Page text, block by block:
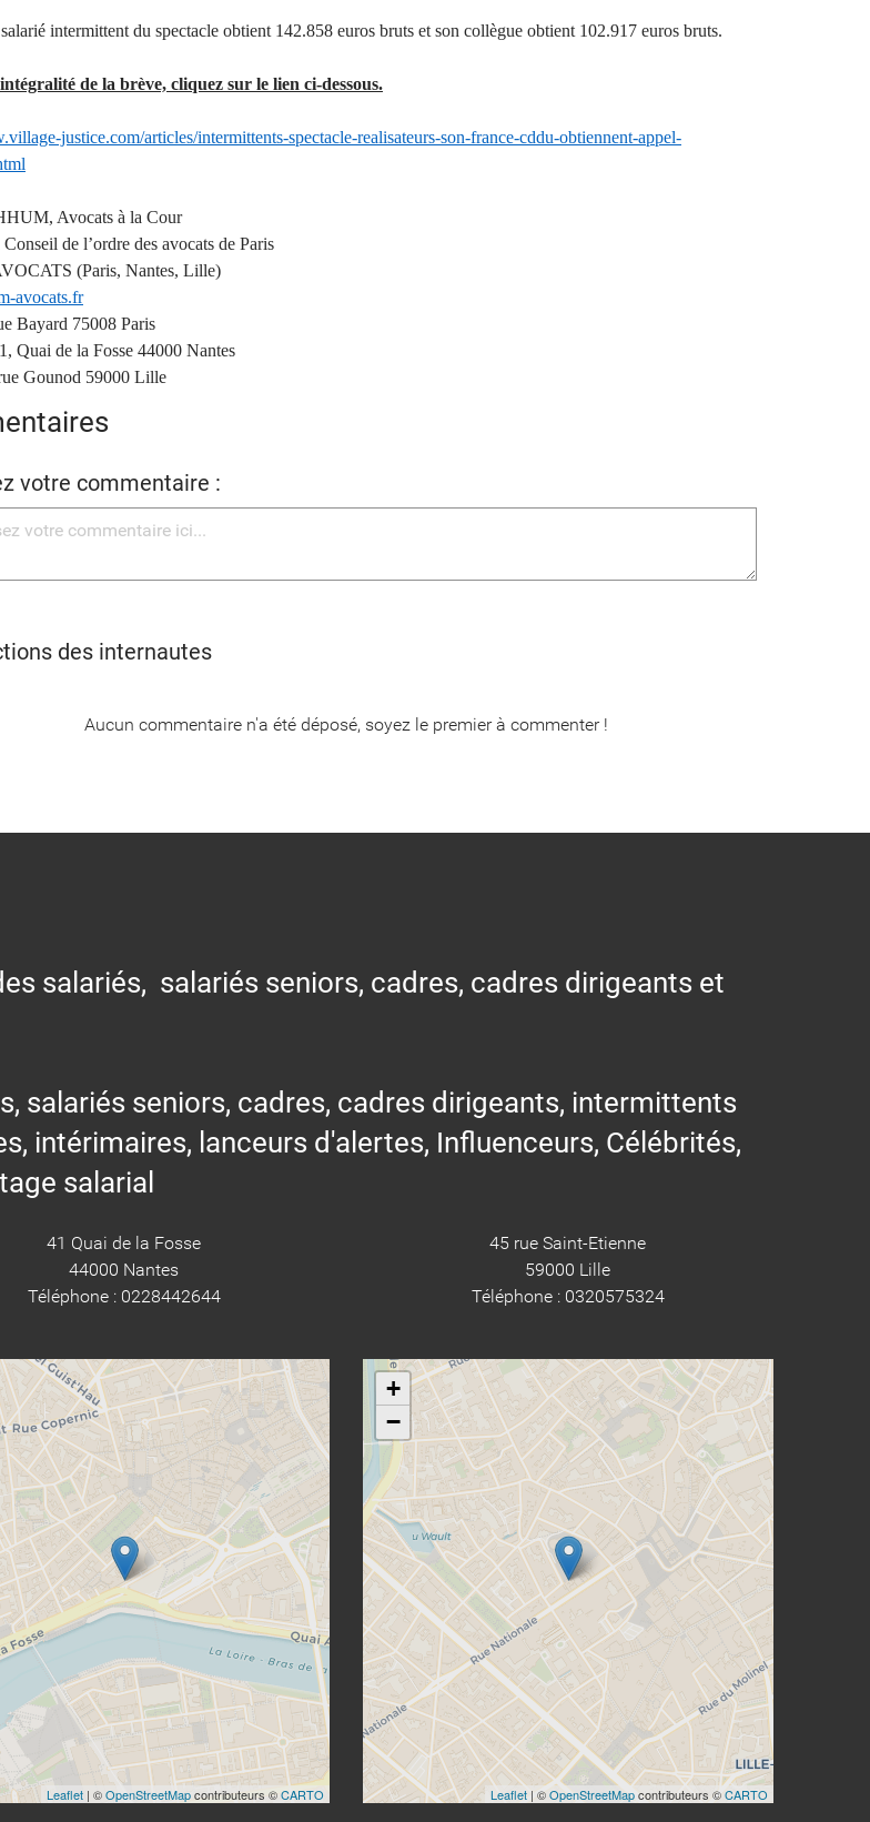
intermittent du spectacle obtient 142.858 euros bruts et son collègue obtient 102.917 euros bruts.
de la brève, cliquez sur le lien ci-dessous.
justice.com/articles/intermittents-spectacle-realisateurs-son-france-cddu-obtiennent-appel-
Avocats à la Cour
de l’ordre des avocats de Paris
(Paris, Nantes, Lille)
avocats.fr
Bayard 75008 Paris
Quai de la Fosse 44000 Nantes
Gounod 59000 Lille
votre commentaire :
des internautes
Aucun commentaire n'a été déposé, soyez le premier à commenter !
salariés, salariés seniors, cadres, cadres dirigeants et
salariés seniors, cadres, cadres dirigeants, intermittents
intérimaires, lanceurs d'alertes, Influenceurs, Célébrités,
salarial
41 Quai de la Fosse
44000 Nantes
Téléphone : 0228442644
Leaflet| ©OpenStreetMapcontributeurs ©CARTO
45 rue Saint-Etienne
59000 Lille
Téléphone : 0320575324
+
−
Leaflet| ©OpenStreetMapcontributeurs ©CARTO